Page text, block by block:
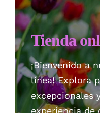
Politica de privacidad
Tienda
¡Bienvenido a
línea! Explora
excepcionales
experiencia de